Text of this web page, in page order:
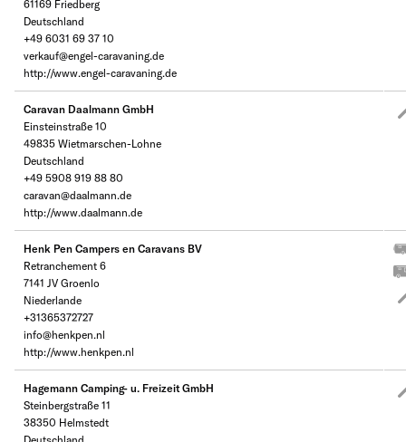
61169 Friedberg
Deutschland
+49 6031 69 37 10
verkauf@engel-caravaning.de
http://www.engel-caravaning.de
Caravan Daalmann GmbH
Einsteinstraße 10
49835 Wietmarschen-Lohne
Deutschland
+49 5908 919 88 80
caravan@daalmann.de
http://www.daalmann.de
Henk Pen Campers en Caravans BV
Retranchement 6
7141 JV Groenlo
Niederlande
+31365372727
info@henkpen.nl
http://www.henkpen.nl
Hagemann Camping- u. Freizeit GmbH
Steinbergstraße 11
38350 Helmstedt